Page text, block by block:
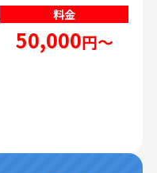
料金
50,000円～